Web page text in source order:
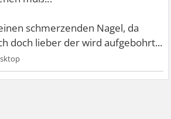
schmerzenden Nagel, da
doch lieber der wird aufgebohrt...